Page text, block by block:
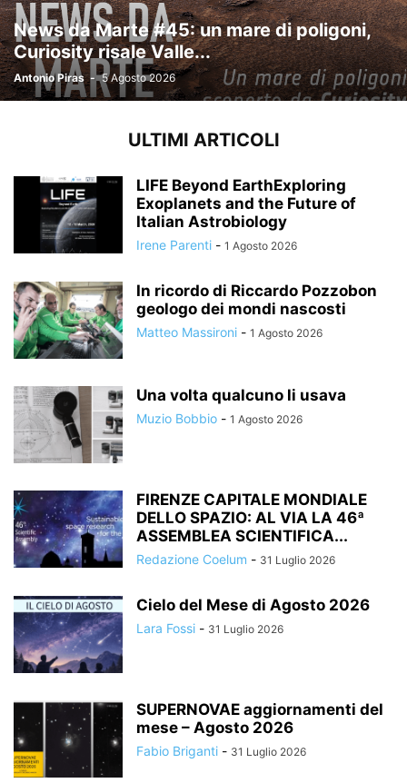
News da Marte #45: un mare di poligoni,
Curiosity risale Valle...
Antonio Piras - 5 Agosto 2026
ULTIMI ARTICOLI
LIFE Beyond EarthExploring
Exoplanets and the Future of
Italian Astrobiology
Irene Parenti - 1 Agosto 2026
In ricordo di Riccardo Pozzobon
geologo dei mondi nascosti
Matteo Massironi - 1 Agosto 2026
Una volta qualcuno li usava
Muzio Bobbio - 1 Agosto 2026
FIRENZE CAPITALE MONDIALE
DELLO SPAZIO: AL VIA LA 46ª
ASSEMBLEA SCIENTIFICA...
Redazione Coelum - 31 Luglio 2026
Cielo del Mese di Agosto 2026
Lara Fossi - 31 Luglio 2026
SUPERNOVAE aggiornamenti del
mese – Agosto 2026
Fabio Briganti - 31 Luglio 2026